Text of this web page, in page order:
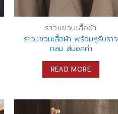
ราวแขวนเสื้อผ้า
ราวแขวนเสื้อผ้า พร้อมหูรับราว
กลม สีมอคค่า
READ MORE